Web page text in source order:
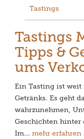
Tastings
Tastings
Tipps &
ums
Ein Tasting ist weit
Getränks. Es geht
wahrzunehmen,
Geschichten hinter
Im... mehr erfahren